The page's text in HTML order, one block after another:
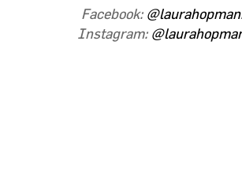
Facebook:
Instagram: